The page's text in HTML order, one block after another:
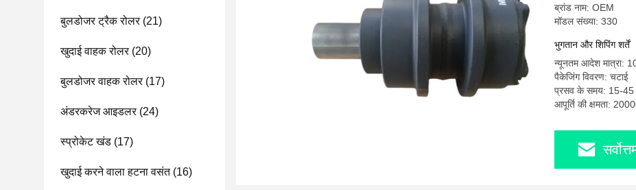
बुलडोजर ट्रैक रोलर(21)
खुदाई वाहक रोलर(20)
बुलडोजर वाहक रोलर(17)
अंडरकरेज आइडलर(24)
स्प्रोकेट खंड (17)
खुदाई करने वाला हटना वसंत(16)
ब्रांड नाम: OEM
मॉडल संख्या: 330
भुगतान और शिपिंग शर्तें
न्यूनतम आदेश मात्रा:
पैकेजिंग विवरण: चटाई
प्रसव के समय: 15-45
आपूर्ति की क्षमता: